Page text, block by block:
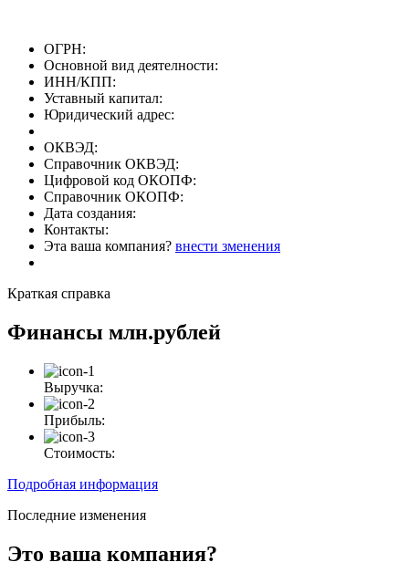
ОГРН:
Основной вид деятелности:
ИНН/КПП:
Уставный капитал:
Юридический адрес:
ОКВЭД:
Справочник ОКВЭД:
Цифровой код ОКОПФ:
Справочник ОКОПФ:
Дата создания:
Контакты:
Эта ваша компания? внести зменения
Краткая справка
Финансы млн.рублей
Выручка:
Прибыль:
Стоимость:
Подробная информация
Последние изменения
Это ваша компания?